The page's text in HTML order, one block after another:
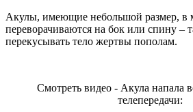
Акулы, имеющие небольшой размер, в
переворачиваются на бок или спину –
перекусывать тело жертвы пополам.
Смотреть видео - Акула напала
телепередачи: